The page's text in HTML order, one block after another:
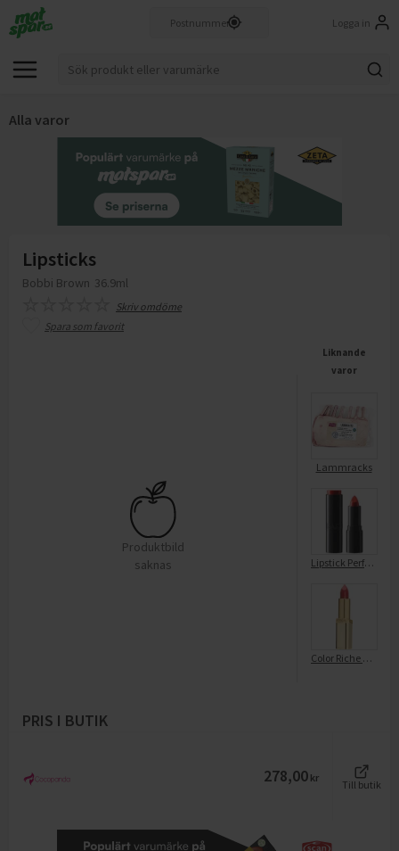
Logga in
Alla varor
Lipsticks
Bobbi Brown 36.9ml
Skriv omdöme
Spara som favorit
Produktbild
saknas
Liknande
varor
Lammracks
Lipstick Perfect Moisture Classic Red 215
Color Riche Lipstick 453 Rose crème
PRIS I BUTIK
278,00 kr
Till butik